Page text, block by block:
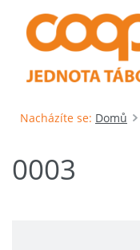
Nacházíte se: Domů
0003